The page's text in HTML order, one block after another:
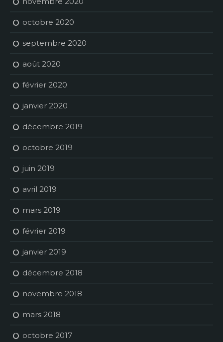
octobre 2020
septembre 2020
août 2020
février 2020
janvier 2020
décembre 2019
octobre 2019
juin 2019
avril 2019
mars 2019
février 2019
janvier 2019
décembre 2018
novembre 2018
mars 2018
octobre 2017